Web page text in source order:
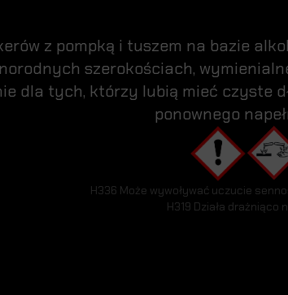
z pompką i tuszem na bazie
szerokościach,
dla tych, którzy lubią mieć czyste
ponownego
H336 Może wywoływać uczucie
H319 Działa drażniąco